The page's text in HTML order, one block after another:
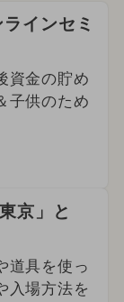
インセミ
資金の貯め
子供のため
京」と
道具を使っ
入場方法を